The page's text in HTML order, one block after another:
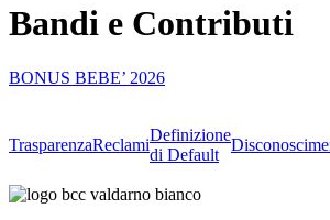
Bandi e Contributi
BONUS BEBE’ 2026
TrasparenzaReclami
Definizione
di Default